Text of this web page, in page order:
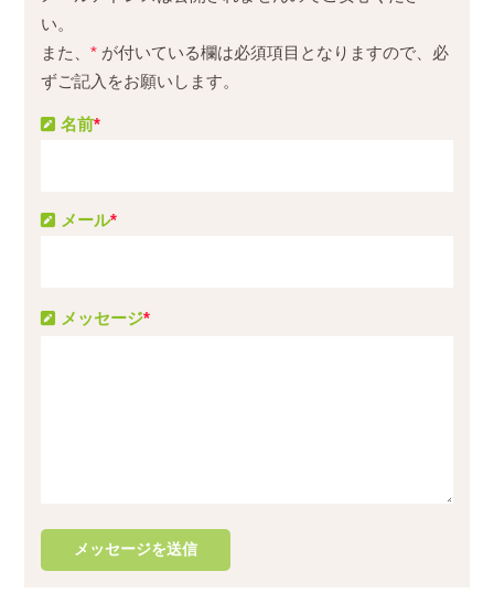
い。
また、* が付いている欄は必須項目となりますので、必
ずご記入をお願いします。
メッセージ*
名前*
メール*